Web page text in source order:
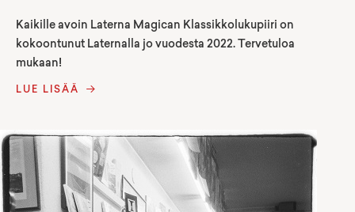
Kaikille avoin Laterna Magican Klassikkolukupiiri on
kokoontunut Laternalla jo vuodesta 2022. Tervetuloa
mukaan!
LUE LISÄÄ